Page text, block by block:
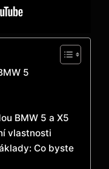
5
BMW 5 a X5
vlastnosti
Co byste